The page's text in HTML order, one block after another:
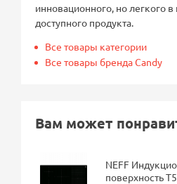
инновационного, но легкого
доступного продукта.
Все товары категории
Все товары бренда Candy
Вам может
NEFF
поверхность